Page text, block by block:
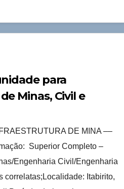
para
Minas, Civil e
DE MINA ––
Superior Completo –
Engenharia Civil/Engenharia
correlatas;Localidade: Itabirito,